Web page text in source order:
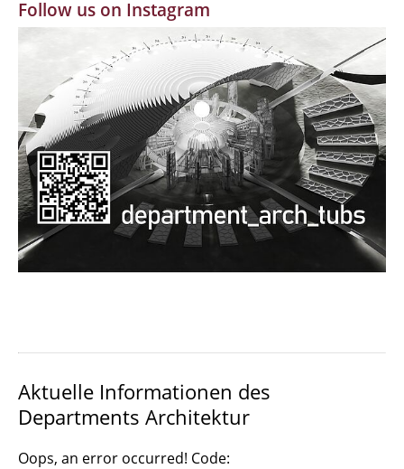
MBW | Modellbauwerkstatt
Alumni | cloud club
Dokumente und Downloads
Follow us on Instagram
Aktuelle Informationen des
Departments Architektur
Oops, an error occurred! Code: